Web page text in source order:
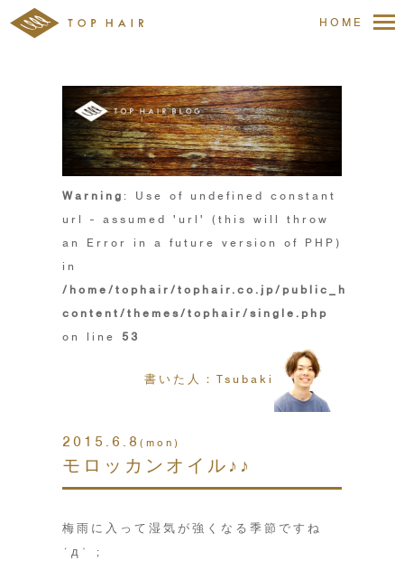
HOME
Warning : Use of undefined constant
url - assumed 'url' (this will throw
an Error in a future version of PHP)
in
/home/tophair/tophair.co.jp/public_html/
content/themes/tophair/single.php
on line 53
書いた人：Tsubaki
2015.6.8 (mon)
モロッカンオイル♪♪
梅雨に入って湿気が強くなる季節ですね
´д` ;